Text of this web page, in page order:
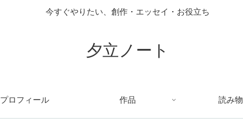
今すぐやりたい、創作・エッセイ・お役立ち
夕立ノート
プロフィール 作品 読み物